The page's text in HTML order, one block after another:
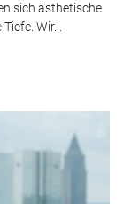
sich ästhetische
Wir...